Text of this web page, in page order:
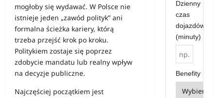
mogłoby się wydawać. W Polsce nie
istnieje jeden „zawód polityk” ani
formalna ścieżka kariery, którą
trzeba przejść krok po kroku.
Politykiem zostaje się poprzez
zdobycie mandatu lub realny wpływ
na decyzje publiczne.
Najczęściej początkiem jest
Dzienny
czas
dojazdów
(minuty)
Benefity